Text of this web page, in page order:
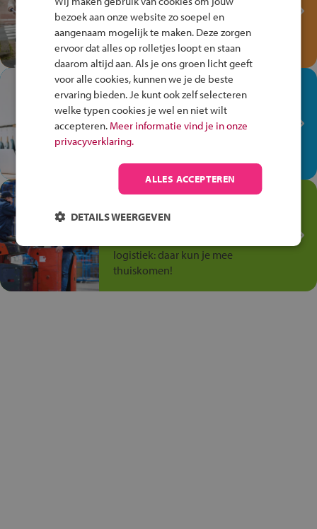
Verkeersspel!
Speel het Fiets Veilig Verkeersspel
en win een Cortina-fiets!
In de winkel ben je op je
plek!
Ontdek via het vmbo jouw talent
op de winkelvloer, waar elke dag
Jouw talent in de
Transport en Logistiek
logistiek: daar kun je mee
thuiskomen!
bezoek aan onze website zo soepel en
aangenaam mogelijk te maken. Deze zorgen
ervoor dat alles op rolletjes loopt en staan
daarom altijd aan. Als je ons groen licht geeft
voor alle cookies, kunnen we je de beste
ervaring bieden. Je kunt ook zelf selecteren
welke typen cookies je wel en niet wilt
accepteren. Meer informatie vind je in onze
privacyverklaring.
ALLES ACCEPTEREN
DETAILS WEERGEVEN